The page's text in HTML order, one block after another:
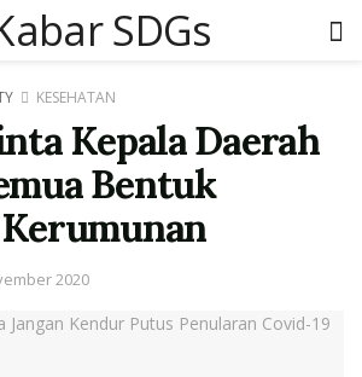
KESEHATAN
Kepala Daerah
Bentuk
2020